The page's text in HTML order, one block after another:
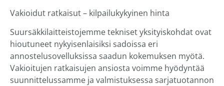
Vakioidut ratkaisut – kilpailukykyinen hinta
Suursäkkilaitteistojemme tekniset yksityiskohdat ovat
hioutuneet nykyisenlaisiksi sadoissa eri
annostelusovelluksissa saadun kokemuksen myötä.
Vakioitujen ratkaisujen ansiosta voimme hyödyntää
suunnittelussamme ja valmistuksessa sarjatuotannon